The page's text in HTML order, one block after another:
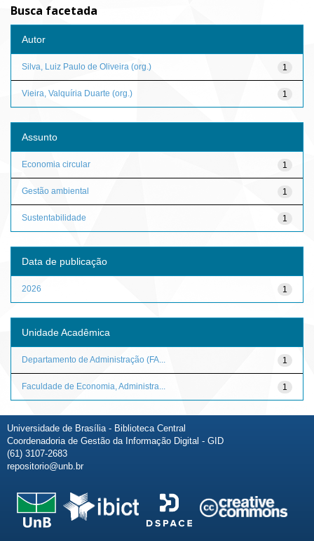
Busca facetada
Autor
1
Silva, Luiz Paulo de Oliveira (org.)
1
Vieira, Valquíria Duarte (org.)
Assunto
1
Economia circular
1
Gestão ambiental
1
Sustentabilidade
Data de publicação
1
2026
Unidade Acadêmica
1
Departamento de Administração (FA...
1
Faculdade de Economia, Administra...
Universidade de Brasília - Biblioteca Central
Coordenadoria de Gestão da Informação Digital - GID
(61) 3107-2683
repositorio@unb.br